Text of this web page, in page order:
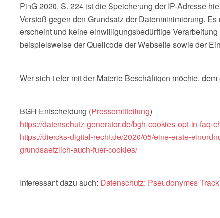
PinG 2020, S. 224 ist die Speicherung der IP-Adresse
Verstoß gegen den Grundsatz der Datenminimierung.
erscheint und keine einwilligungsbedürftige
beispielsweise der Quellcode der Webseite sowie der
Wer sich tiefer mit der Materie Beschäfitgen möchte,
BGH Entscheidung (Pressemitteilung)
https://datenschutz-generator.de/bgh-cookies-opt-in-
https://diercks-digital-recht.de/2020/05/eine-erste-
grundsaetzlich-auch-fuer-cookies/
Interessant dazu auch: Datenschutz: Pseudonymes